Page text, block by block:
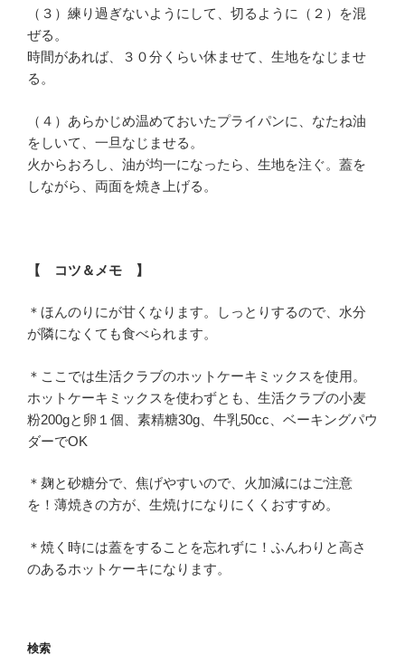
（３）練り過ぎないようにして、切るように（２）を混
ぜる。
時間があれば、３０分くらい休ませて、生地をなじませ
る。
（４）あらかじめ温めておいたプライパンに、なたね油
をしいて、一旦なじませる。
火からおろし、油が均一になったら、生地を注ぐ。蓋を
しながら、両面を焼き上げる。
【 コツ＆メモ 】
＊ほんのりにが甘くなります。しっとりするので、水分
が隣になくても食べられます。
＊ここでは生活クラブのホットケーキミックスを使用。
ホットケーキミックスを使わずとも、生活クラブの小麦
粉200gと卵１個、素精糖30g、牛乳50cc、ベーキングパウ
ダーでOK
＊麹と砂糖分で、焦げやすいので、火加減にはご注意
を！薄焼きの方が、生焼けになりにくくおすすめ。
＊焼く時には蓋をすることを忘れずに！ふんわりと高さ
のあるホットケーキになります。
検索